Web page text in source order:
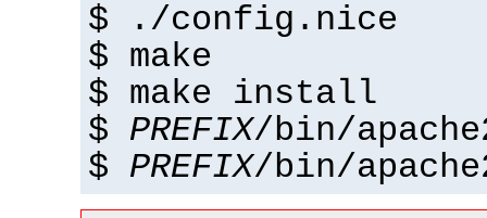
$ ./config.nice
$ make
$ make install
$ PREFIX/bin/
$ PREFIX/bin/